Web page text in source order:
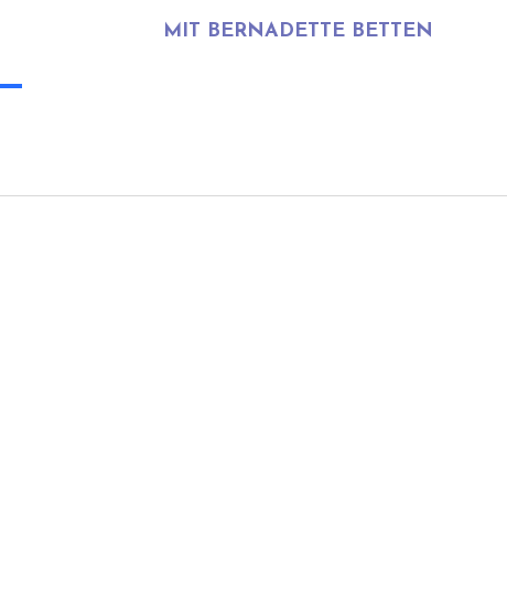
MIT BERNADETTE BETTEN